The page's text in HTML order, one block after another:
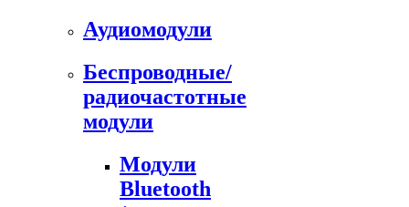
Аудиомодули
Беспроводные/
радиочастотные
модули
Модули
Bluetooth